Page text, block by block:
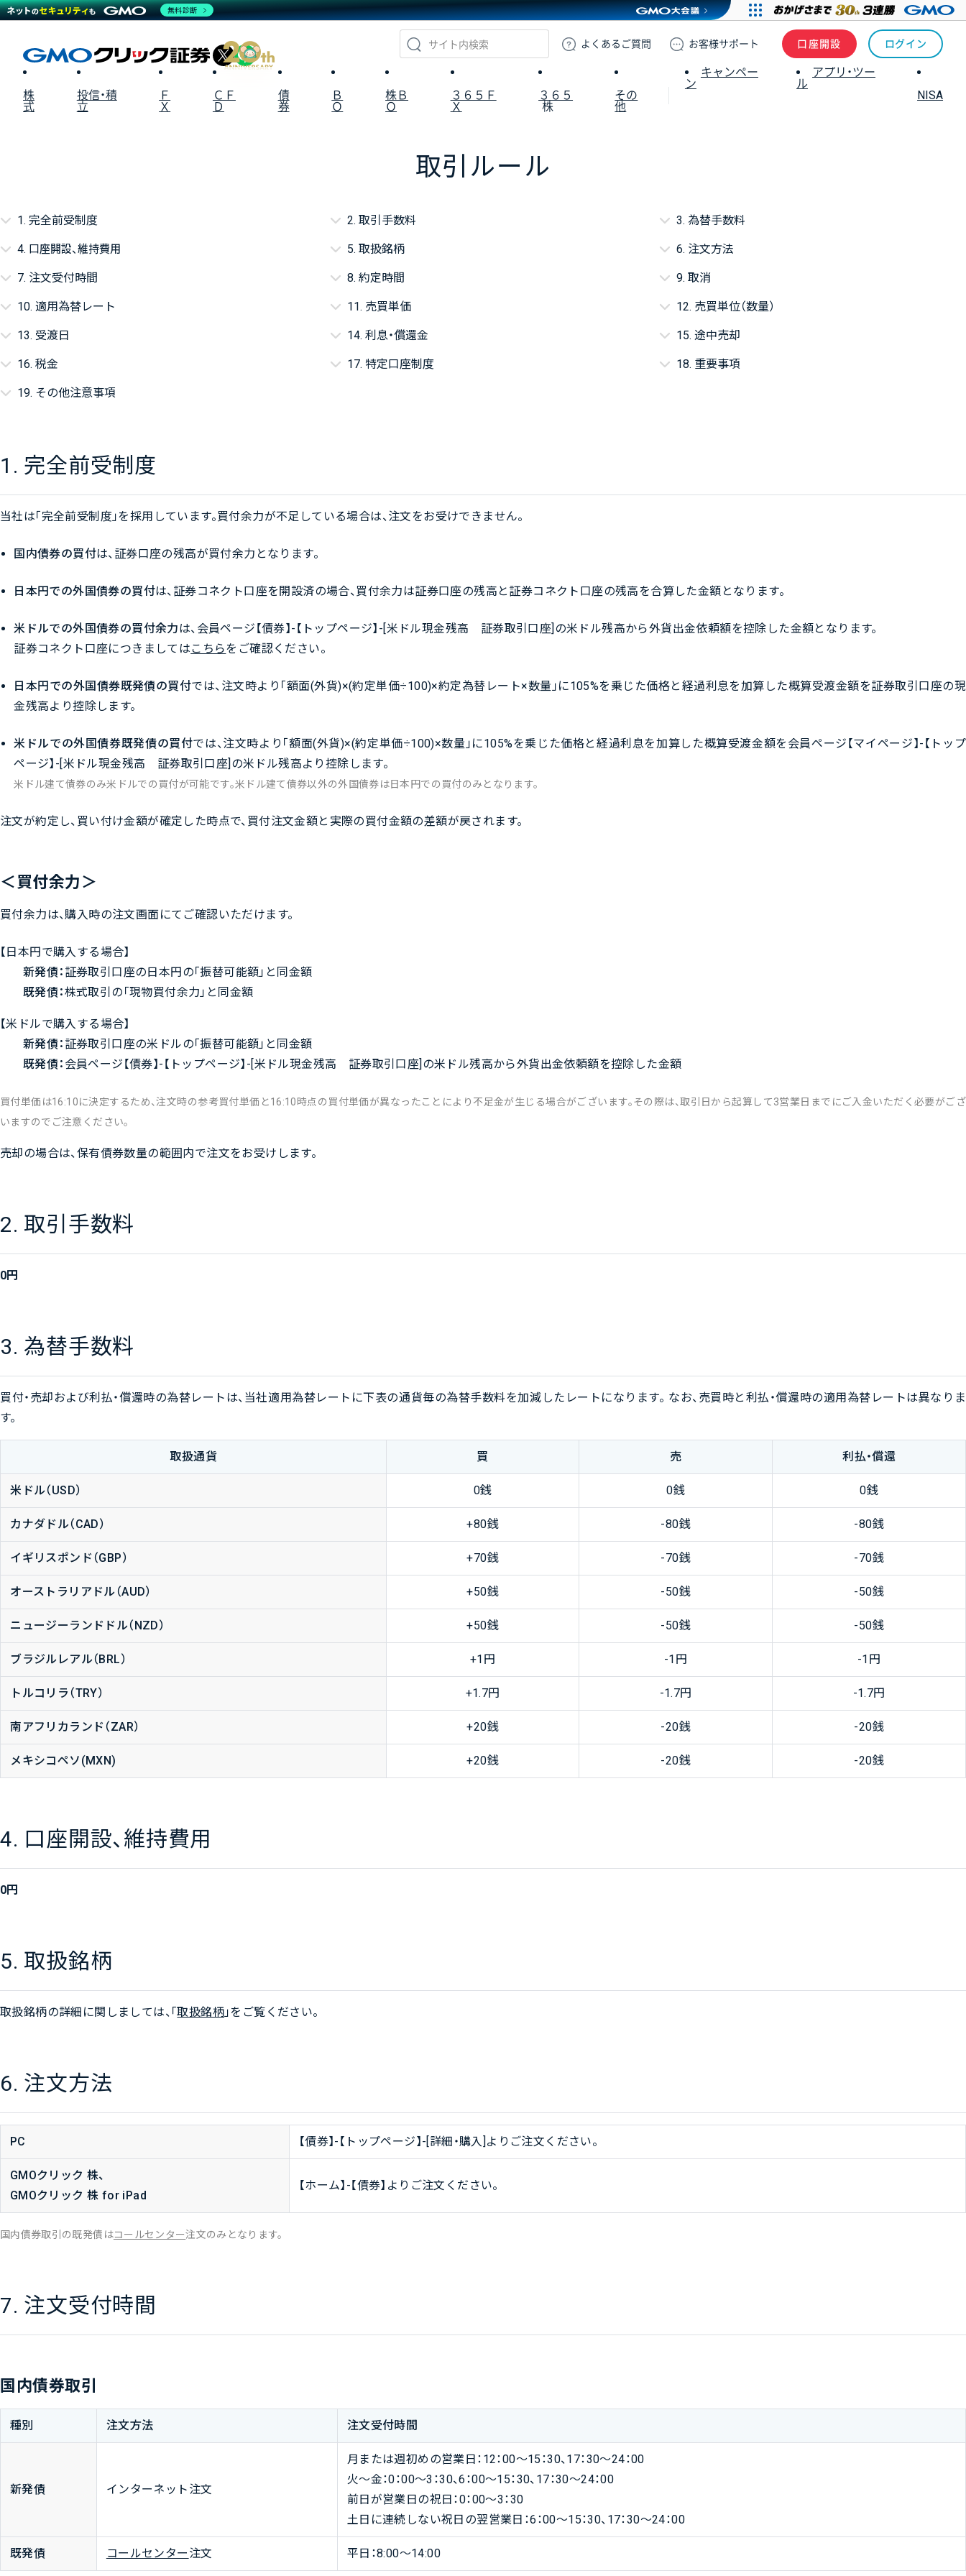
GMOクリック証券
よくある ご質問 お客様サポート 口座開設 ログイン
X
株
式
投信・積
立
Ｆ
Ｘ
ＣＦ
Ｄ
債
券
Ｂ
Ｏ
株Ｂ
Ｏ
３６５Ｆ
Ｘ
３６５
株
その
他
キャンペー
ン
アプリ・ツー
ル
NISA
取引ルール
1. 完全前受制度 2. 取引手数料 3. 為替手数料
4. 口座開設、維持費用 5. 取扱銘柄 6. 注文方法
7. 注文受付時間 8. 約定時間 9. 取消
10. 適用為替レート 11. 売買単価 12. 売買単位（数量）
13. 受渡日 14. 利息・償還金 15. 途中売却
16. 税金 17. 特定口座制度 18. 重要事項
19. その他注意事項
1. 完全前受制度
当社は「完全前受制度」を採用しています。買付余力が不足している場合は、注文をお受けできません。
国内債券の買付は、証券口座の残高が買付余力となります。
日本円での外国債券の買付は、証券コネクト口座を開設済の場合、買付余力は証券口座の残高と証券コネクト口座の残高を合算した金額となります。
米ドルでの外国債券の買付余力は、会員ページ【債券】-【トップページ】-[米ドル現金残高 証券取引口座]の米ドル残高から外貨出金依頼額を控除した金額となります。
証券コネクト口座につきましてはこちらをご確認ください。
日本円での外国債券既発債の買付では、注文時より「額面(外貨)×(約定単価÷100)×約定為替レート×数量」に105%を乗じた価格と経過利息を加算した概算受渡金額を証券取引口座の現
金残高より控除します。
米ドルでの外国債券既発債の買付では、注文時より「額面(外貨)×(約定単価÷100)×数量」に105%を乗じた価格と経過利息を加算した概算受渡金額を会員ページ【マイページ】-【トップ
ページ】-[米ドル現金残高 証券取引口座]の米ドル残高より控除します。
米ドル建て債券のみ米ドルでの買付が可能です。米ドル建て債券以外の外国債券は日本円での買付のみとなります。
注文が約定し、買い付け金額が確定した時点で、買付注文金額と実際の買付金額の差額が戻されます。
＜買付余力＞
買付余力は、購入時の注文画面にてご確認いただけます。
【日本円で購入する場合】
新発債： 証券取引口座の日本円の「振替可能額」と同金額
既発債：株式取引の「現物買付余力」と同金額
【米ドルで購入する場合】
新発債： 証券取引口座の米ドルの「振替可能額」と同金額
既発債： 会員ページ【債券】-【トップページ】-[米ドル現金残高 証券取引口座]の米ドル残高から外貨出金依頼額を控除した金額
買付単価は16:10に決定するため、注文時の参考買付単価と16:10時点の買付単価が異なったことにより不足金が生じる場合がございます。その際は、取引日から起算して3営業日までにご入金いただく必要がござ
いますのでご注意ください。
売却の場合は、保有債券数量の範囲内で注文をお受けします。
2. 取引手数料
0円
3. 為替手数料
買付・売却および利払・償還時の為替レートは、当社適用為替レートに下表の通貨毎の為替手数料を加減したレートになります。 なお、売買時と利払・償還時の適用為替レートは異なりま
す。
取扱通貨 買 売 利払・償還
米ドル（USD） 0銭 0銭 0銭
カナダドル（CAD） +80銭 -80銭 -80銭
イギリスポンド（GBP） +70銭 -70銭 -70銭
オーストラリアドル（AUD） +50銭 -50銭 -50銭
ニュージーランドドル（NZD） +50銭 -50銭 -50銭
ブラジルレアル（BRL） +1円 -1円 -1円
トルコリラ（TRY） +1.7円 -1.7円 -1.7円
南アフリカランド（ZAR） +20銭 -20銭 -20銭
メキシコペソ(MXN) +20銭 -20銭 -20銭
4. 口座開設、維持費用
0円
5. 取扱銘柄
取扱銘柄の詳細に関しましては、「取扱銘柄」をご覧ください。
6. 注文方法
PC 【債券】-【トップページ】-[詳細・購入]よりご注文ください。
GMOクリック 株、
GMOクリック 株 for iPad
【ホーム】-【債券】よりご注文ください。
国内債券取引の既発債はコールセンター注文のみとなります。
7. 注文受付時間
国内債券取引
種別 注文方法 注文受付時間
新発債 インターネット注文
月または週初めの営業日：12：00〜15：30、17：30〜24：00
火〜金：0：00〜3：30、6：00〜15：30、17：30〜24：00
前日が営業日の祝日：0：00〜3：30
土日に連続しない祝日の翌営業日：6：00〜15：30、17：30〜24：00
既発債 コールセンター 注文 平日：8:00～14:00
無料診断